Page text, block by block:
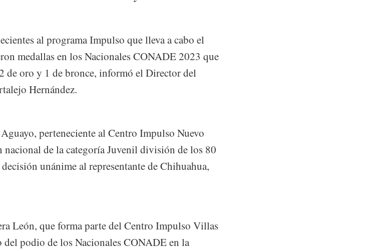
al programa Impulso que lleva a cabo el
medallas en los Nacionales CONADE 2023 que
de oro y 1 de bronce, informó el Director del
Hernández.
perteneciente al Centro Impulso Nuevo
nacional de la categoría Juvenil división de los 80
unánime al representante de Chihuahua,
León, que forma parte del Centro Impulso Villas
del podio de los Nacionales CONADE en la